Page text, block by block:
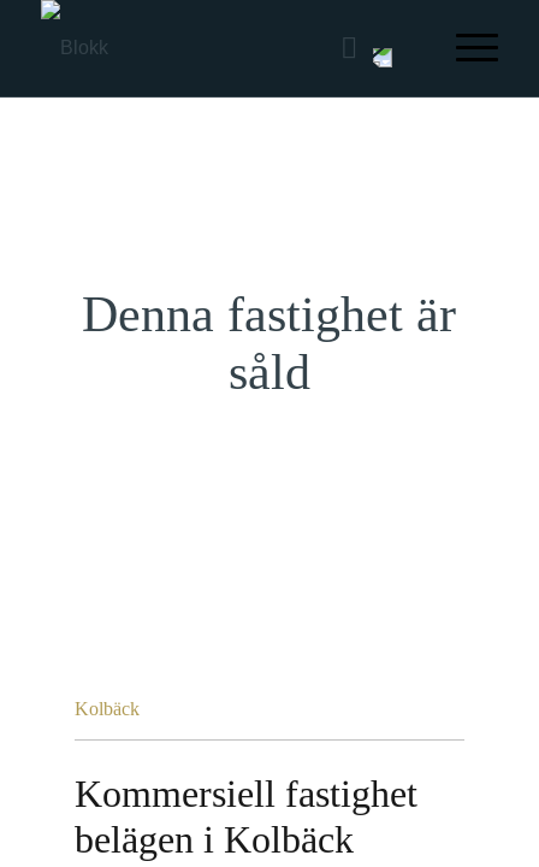
Denna fastighet är
såld
Kolbäck
Kommersiell fastighet
belägen i Kolbäck